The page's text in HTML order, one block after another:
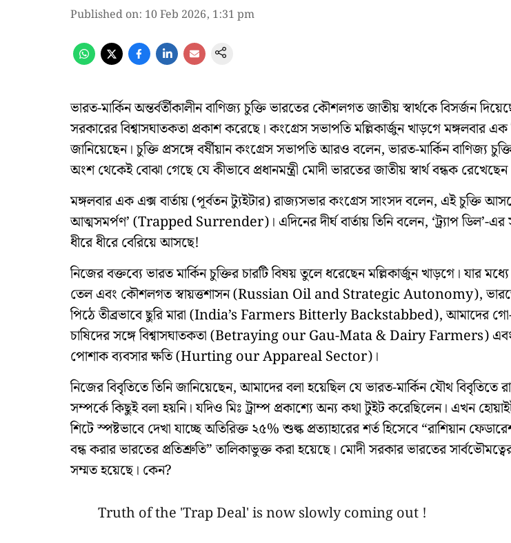
Published on: 10 Feb 2026, 1:31 pm
ভারত-মার্কিন অন্তর্বর্তীকালীন বাণিজ্য চুক্তি ভারতের কৌশলগত জাতীয় স্বার্থকে বিসর্জন
সরকারের বিশ্বাসঘাতকতা প্রকাশ করেছে। কংগ্রেস সভাপতি মল্লিকার্জুন খাড়গে মঙ্গলবার
জানিয়েছেন। চুক্তি প্রসঙ্গে বর্ষীয়ান কংগ্রেস সভাপতি আরও বলেন, ভারত-মার্কিন বাণিজ্য
অংশ থেকেই বোঝা গেছে যে কীভাবে প্রধানমন্ত্রী মোদী ভারতের জাতীয় স্বার্থ বন্ধক
মঙ্গলবার এক এক্স বার্তায় (পূর্বতন ট্যুইটার) রাজ্যসভার কংগ্রেস সাংসদ বলেন, এই চুক্তি
আত্মসমর্পণ’ (Trapped Surrender)। এদিনের দীর্ঘ বার্তায় তিনি বলেন, ‘ট্র্যাপ ডিল’-
ধীরে ধীরে বেরিয়ে আসছে!
নিজের বক্তব্যে ভারত মার্কিন চুক্তির চারটি বিষয় তুলে ধরেছেন মল্লিকার্জুন খাড়গে। যার
তেল এবং কৌশলগত স্বায়ত্তশাসন (Russian Oil and Strategic Autonomy),
পিঠে তীব্রভাবে ছুরি মারা (India’s Farmers Bitterly Backstabbed), আমাদের গো-
চাষিদের সঙ্গে বিশ্বাসঘাতকতা (Betraying our Gau-Mata & Dairy Farmers)
পোশাক ব্যবসার ক্ষতি (Hurting our Appareal Sector)।
নিজের বিবৃতিতে তিনি জানিয়েছেন, আমাদের বলা হয়েছিল যে ভারত-মার্কিন যৌথ বিবৃতিতে
সম্পর্কে কিছুই বলা হয়নি। যদিও মিঃ ট্রাম্প প্রকাশ্যে অন্য কথা টুইট করেছিলেন। এখন
শিটে স্পষ্টভাবে দেখা যাচ্ছে অতিরিক্ত ২৫% শুল্ক প্রত্যাহারের শর্ত হিসেবে “রাশিয়ান
বন্ধ করার ভারতের প্রতিশ্রুতি” তালিকাভুক্ত করা হয়েছে। মোদী সরকার ভারতের
সম্মত হয়েছে। কেন?
Truth of the 'Trap Deal' is now slowly coming out !